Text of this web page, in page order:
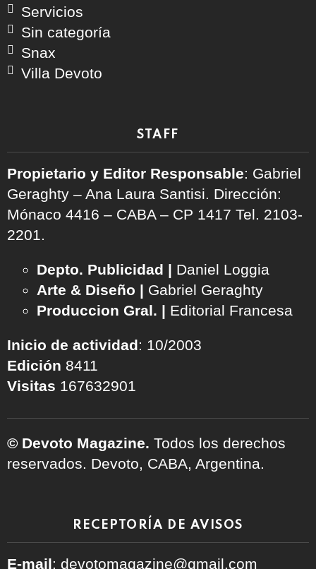
Servicios
Sin categoría
Snax
Villa Devoto
STAFF
Propietario y Editor Responsable: Gabriel
Geraghty – Ana Laura Santisi. Dirección:
Mónaco 4416 – CABA – CP 1417 Tel. 2103-
2201.
Depto. Publicidad | Daniel Loggia
Arte & Diseño | Gabriel Geraghty
Produccion Gral. | Editorial Francesa
Inicio de actividad: 10/2003
Edición 8411
Visitas 167632901
© Devoto Magazine. Todos los derechos
reservados. Devoto, CABA, Argentina.
RECEPTORÍA DE AVISOS
E-mail: devotomagazine@gmail.com